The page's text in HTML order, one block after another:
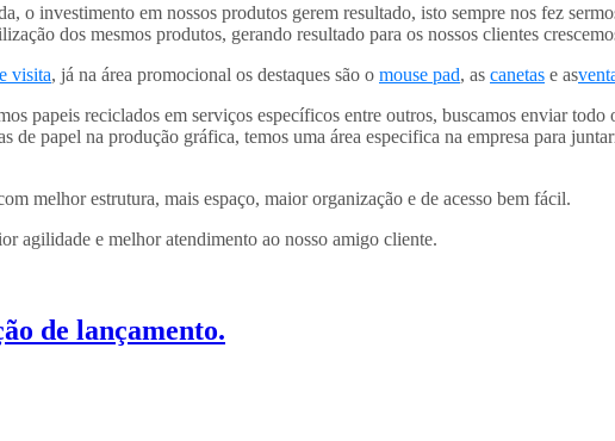
o investimento em nossos produtos gerem resultado, isto sempre nos fez
dos mesmos produtos, gerando resultado para os nossos clientes
visita, já na área promocional os destaques são o mouse pad, as canetas e as
papeis reciclados em serviços específicos entre outros, buscamos enviar todo
papel na produção gráfica, temos uma área especifica na empresa para
melhor estrutura, mais espaço, maior organização e de acesso bem fácil.
agilidade e melhor atendimento ao nosso amigo cliente.
de lançamento.